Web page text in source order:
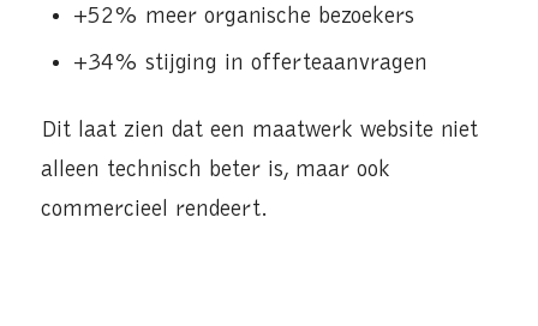
+52% meer organische bezoekers
+34% stijging in offerteaanvragen
Dit laat zien dat een maatwerk website niet
alleen technisch beter is, maar ook
commercieel rendeert.